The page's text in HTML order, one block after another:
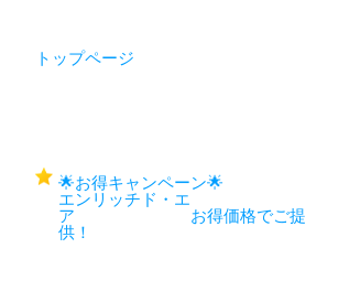
トップページ
🌟お得キャンペーン🌟
エンリッチド・エ
ア お得価格でご提
供！